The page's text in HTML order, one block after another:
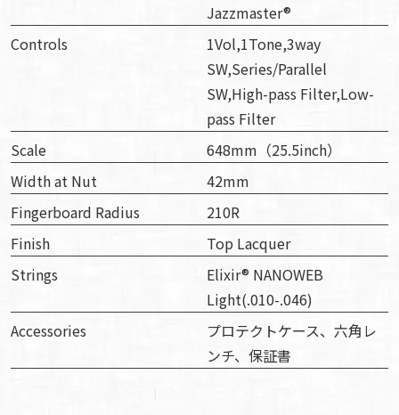
Jazzmaster®︎
Controls
1Vol,1Tone,3way
SW,Series/Parallel
SW,High-pass Filter,Low-
pass Filter
Scale
648mm（25.5inch）
Width at Nut
42mm
Fingerboard Radius
210R
Finish
Top Lacquer
Strings
Elixir® NANOWEB
Light(.010-.046)
Accessories
プロテクトケース、六角レ
ンチ、保証書